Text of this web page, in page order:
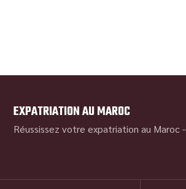
EXPATRIATION AU MAROC
Réussissez votre expatriation au Maroc -